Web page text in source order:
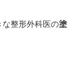
な整形外科医の塗